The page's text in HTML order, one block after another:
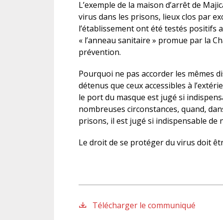
L’exemple de la maison d’arrêt de
virus dans les prisons, lieux clos par
l’établissement ont été testés positifs
« l’anneau sanitaire » promue par la
prévention.
Pourquoi ne pas accorder les mêmes
détenus que ceux accessibles à
le port du masque est jugé si
nombreuses circonstances, quand,
prisons, il est jugé si indispensable de
Le droit de se protéger du virus doit
Télécharger le communiqué